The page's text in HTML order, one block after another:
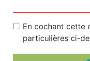
En cochant cette
particulières ci-